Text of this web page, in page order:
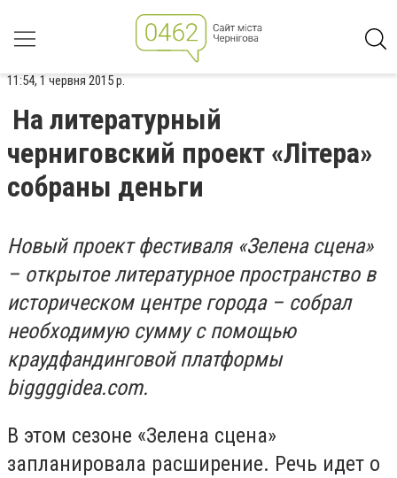
11:54, 1 червня 2015 р.
На литературный
черниговский проект «Літера»
собраны деньги
Новый проект фестиваля «Зелена сцена»
– открытое литературное пространство в
историческом центре города – собрал
необходимую сумму с помощью
краудфандинговой платформы
biggggidea.com.
В этом сезоне «Зелена сцена»
запланировала расширение. Речь идет о